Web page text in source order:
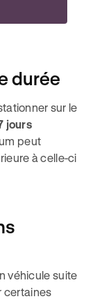
durée
sur le
jours
peut
à celle-ci
véhicule suite
certaines